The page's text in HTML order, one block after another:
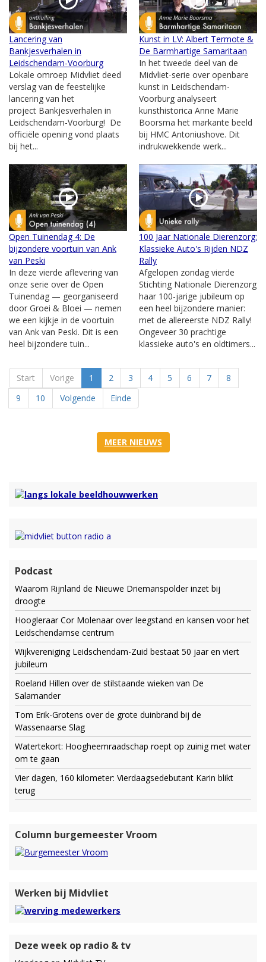
Lancering van
Bankjesverhalen in
Leidschendam-Voorburg
Lokale omroep Midvliet deed
verslag van de feestelijke
lancering van het
project Bankjesverhalen in
Leidschendam-Voorburg! De
officiële opening vond plaats
bij het...
Kunst in LV: Albert Termote &
De Barmhartige Samaritaan
In het tweede deel van de
Midvliet-serie over openbare
kunst in Leidschendam-
Voorburg analyseert
kunsthistorica Anne Marie
Boorsma het markante beeld
bij HMC Antoniushove. Dit
indrukwekkende werk...
Open Tuinendag 4: De
bijzondere voortuin van Ank
van Peski
In deze vierde aflevering van
onze serie over de Open
Tuinendag — georganiseerd
door Groei & Bloei — nemen
we een kijkje in de voortuin
van Ank van Peski. Dit is een
heel bijzondere tuin...
100 Jaar Nationale Dierenzorg:
Klassieke Auto's Rijden NDZ
Rally
Afgelopen zondag vierde
Stichting Nationale Dierenzorg
haar 100-jarige jubileum op
een heel bijzondere manier:
met de allereerste NDZ Rally!
Ongeveer 30 prachtige
klassieke auto's en oldtimers...
Start Vorige 1 2 3 4 5 6 7
8
9
10 Volgende Einde
MEER NIEUWS
Podcast
Waarom Rijnland de Nieuwe Driemanspolder inzet bij
droogte
Hoogleraar Cor Molenaar over leegstand en kansen voor het
Leidschendamse centrum
Wijkvereniging Leidschendam-Zuid bestaat 50 jaar en viert
jubileum
Roeland Hillen over de stilstaande wieken van De
Salamander
Tom Erik-Grotens over de grote duinbrand bij de
Wassenaarse Slag
Watertekort: Hoogheemraadschap roept op zuinig met water
om te gaan
Vier dagen, 160 kilometer: Vierdaagsedebutant Karin blikt
terug
Column burgemeester Vroom
Werken bij Midvliet
Deze week op radio & tv